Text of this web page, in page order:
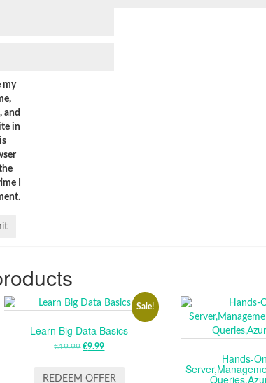
my
and
in
I
Sale!
Learn Big Data Basics
€19.99 ORIGINAL
WAS:
€9.99CURRENT
IS:
REDEEM OFFER
Hands-